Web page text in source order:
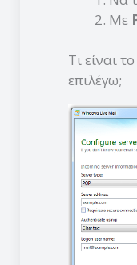
Με
Τι είναι
επιλέγω;